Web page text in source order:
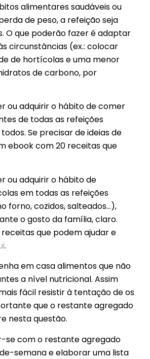
alimentares saudáveis ou
de peso, a refeição seja
O que poderão fazer é adaptar
circunstâncias (ex.: colocar
de hortícolas e uma menor
de carbono, por
ou adquirir o hábito de comer
de todas as refeições
Se precisar de ideias de
ebook com 20 receitas que
ou adquirir o hábito de
em todas as refeições
forno, cozidos, salteados…),
o gosto da família, claro.
que podem ajudar e
.
em casa alimentos que não
a nível nutricional. Assim
fácil resistir à tentação de os
que o restante agregado
nesta questão.
se com o restante agregado
semana e elaborar uma lista